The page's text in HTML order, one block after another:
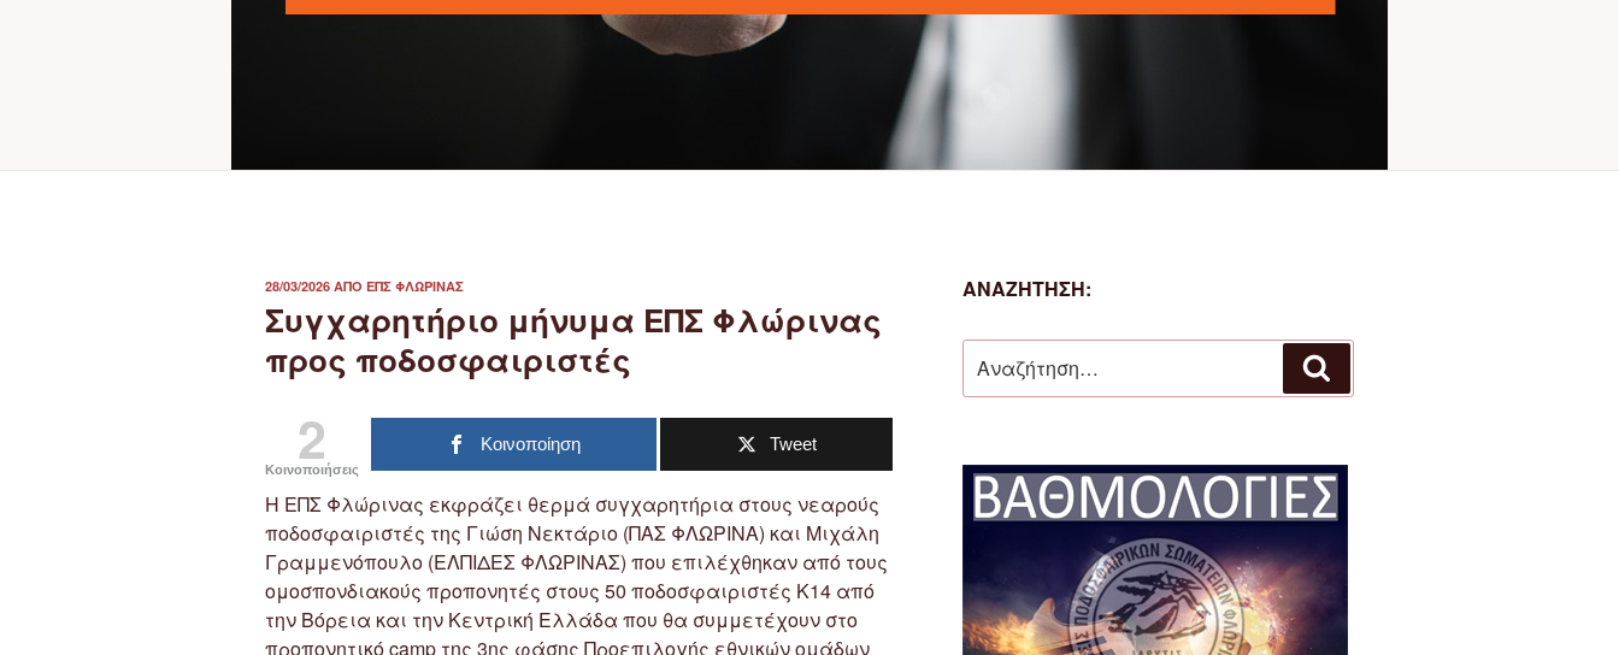
ΔΗΜΟΣΙΕΎΤΗΚΕ
28/03/2026 ΑΠΌ ΕΠΣ ΦΛΏΡΙΝΑΣ
Συγχαρητήριο μήνυμα ΕΠΣ Φλώρινας
προς ποδοσφαιριστές
2
Κοινοποιήσεις
Κοινοποίηση Tweet
Η ΕΠΣ Φλώρινας εκφράζει θερμά συγχαρητήρια στους νεαρούς
ποδοσφαιριστές της Γιώση Νεκτάριο (ΠΑΣ ΦΛΩΡΙΝΑ) και Μιχάλη
Γραμμενόπουλο (ΕΛΠΙΔΕΣ ΦΛΩΡΙΝΑΣ) που επιλέχθηκαν από τους
ομοσπονδιακούς προπονητές στους 50 ποδοσφαιριστές Κ14 από
την Βόρεια και την Κεντρική Ελλάδα που θα συμμετέχουν στο
προπονητικό camp της 3ης φάσης Προεπιλογής εθνικών ομάδων
ΑΝΑΖΉΤΗΣΗ:
για: